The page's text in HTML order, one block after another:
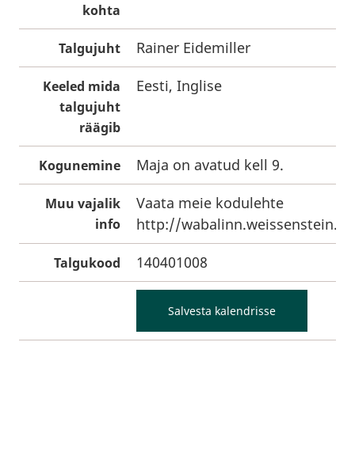
kohta
Talgujuht Rainer Eidemiller
Keeled mida
talgujuht
räägib
Eesti, Inglise
Kogunemine Maja on avatud kell 9.
Muu vajalik
info
Vaata meie kodulehte
http://wabalinn.weissenstein.ee
Talgukood 140401008
Salvesta kalendrisse